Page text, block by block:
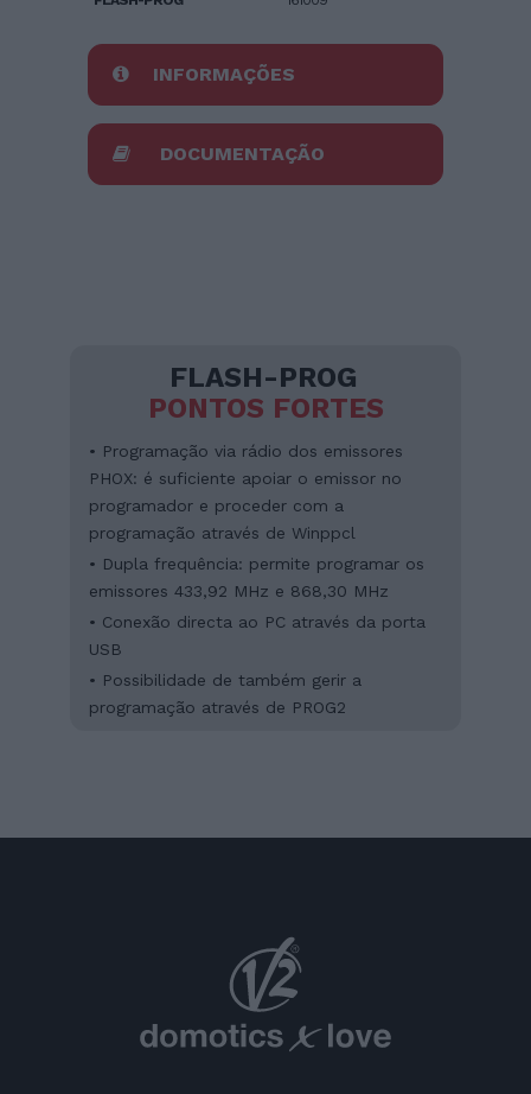
INFORMAÇÕES
DOCUMENTAÇÃO
FLASH-PROG
PONTOS FORTES
• Programação via rádio dos emissores
PHOX: é suficiente apoiar o emissor no
programador e proceder com a
programação através de Winppcl
• Dupla frequência: permite programar os
emissores 433,92 MHz e 868,30 MHz
• Conexão directa ao PC através da porta
USB
• Possibilidade de também gerir a
programação através de PROG2